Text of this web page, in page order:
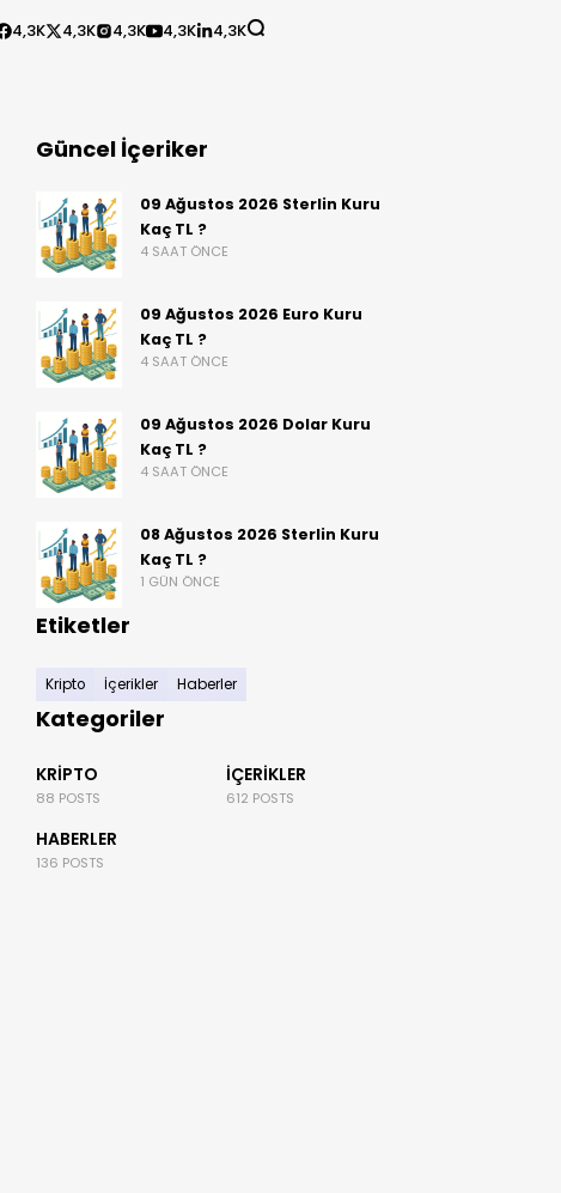
4,3K 4,3K 4,3K 4,3K 4,3K
Güncel İçeriker
09 Ağustos 2026 Sterlin Kuru
Kaç TL ?
4 SAAT ÖNCE
09 Ağustos 2026 Euro Kuru
Kaç TL ?
4 SAAT ÖNCE
09 Ağustos 2026 Dolar Kuru
Kaç TL ?
4 SAAT ÖNCE
08 Ağustos 2026 Sterlin Kuru
Kaç TL ?
1 GÜN ÖNCE
Etiketler
Kripto İçerikler Haberler
Kategoriler
KRIPTO
88 POSTS
İÇERIKLER
612 POSTS
HABERLER
136 POSTS